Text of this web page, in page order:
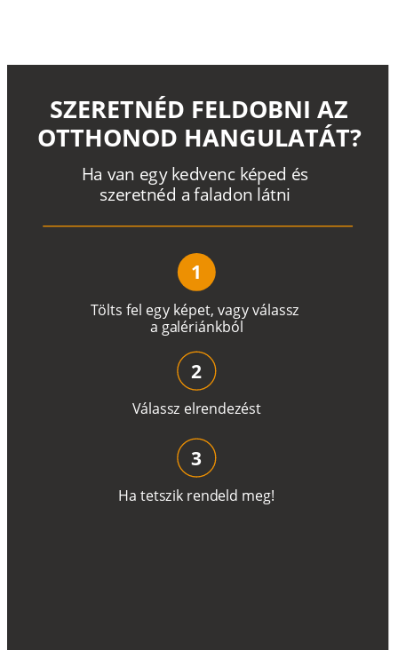
Tölts fel egy képet, vagyválassz
a galériánkból
Ha van egy kedvenc képed és
szeretnéd a faladon látni
SZERETNÉD FELDOBNI AZ
OTTHONOD HANGULATÁT?
1
Válassz elrendezést
2
Ha tetszik rendeld meg!
3